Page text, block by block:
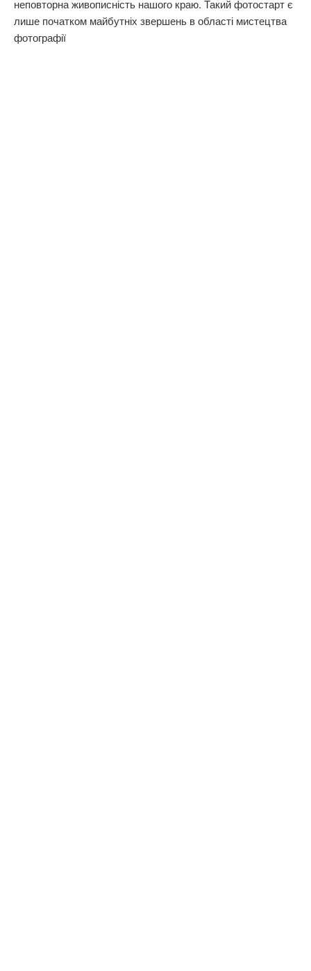
неповторна живописність нашого краю. Такий фотостарт є
лише початком майбутніх звершень в області мистецтва
фотографії